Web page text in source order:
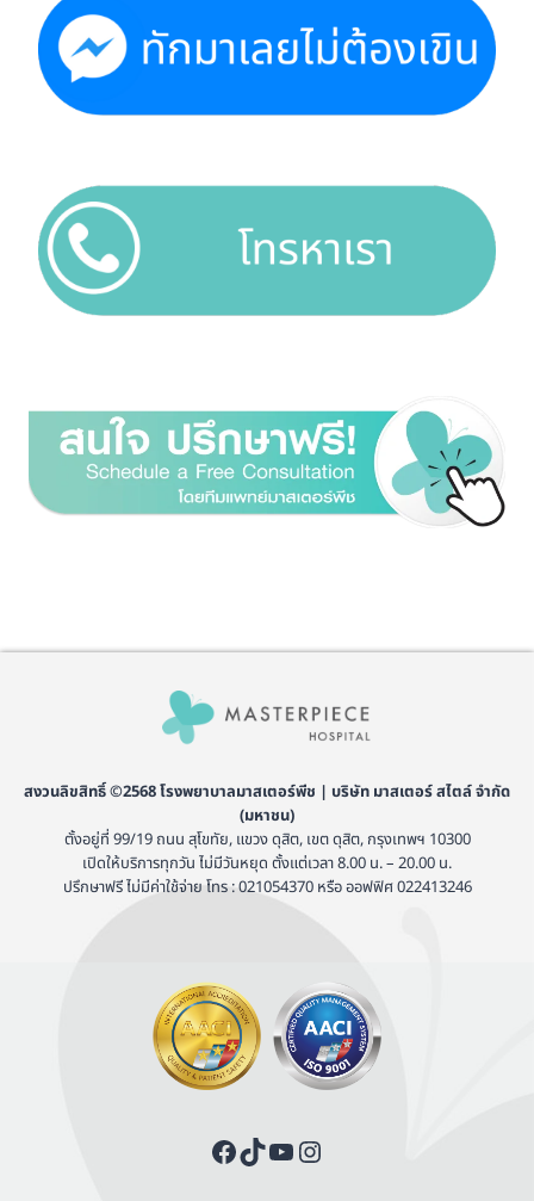
สงวนลิขสิทธิ์ ©2568 โรงพยาบาลมาสเตอร์พีช | บริษัท มาสเตอร์ สไตล์ จำกัด
(มหาชน)
ตั้งอยู่ที่ 99/19 ถนน สุโขทัย, แขวง ดุสิต, เขต ดุสิต, กรุงเทพฯ 10300
เปิดให้บริการทุกวัน ไม่มีวันหยุด ตั้งแต่เวลา 8.00 น. – 20.00 น.
ปรึกษาฟรี ไม่มีค่าใช้จ่าย โทร : 021054370 หรือ ออฟฟิศ 022413246
Facebook
TikTok
YouTube
Instagram